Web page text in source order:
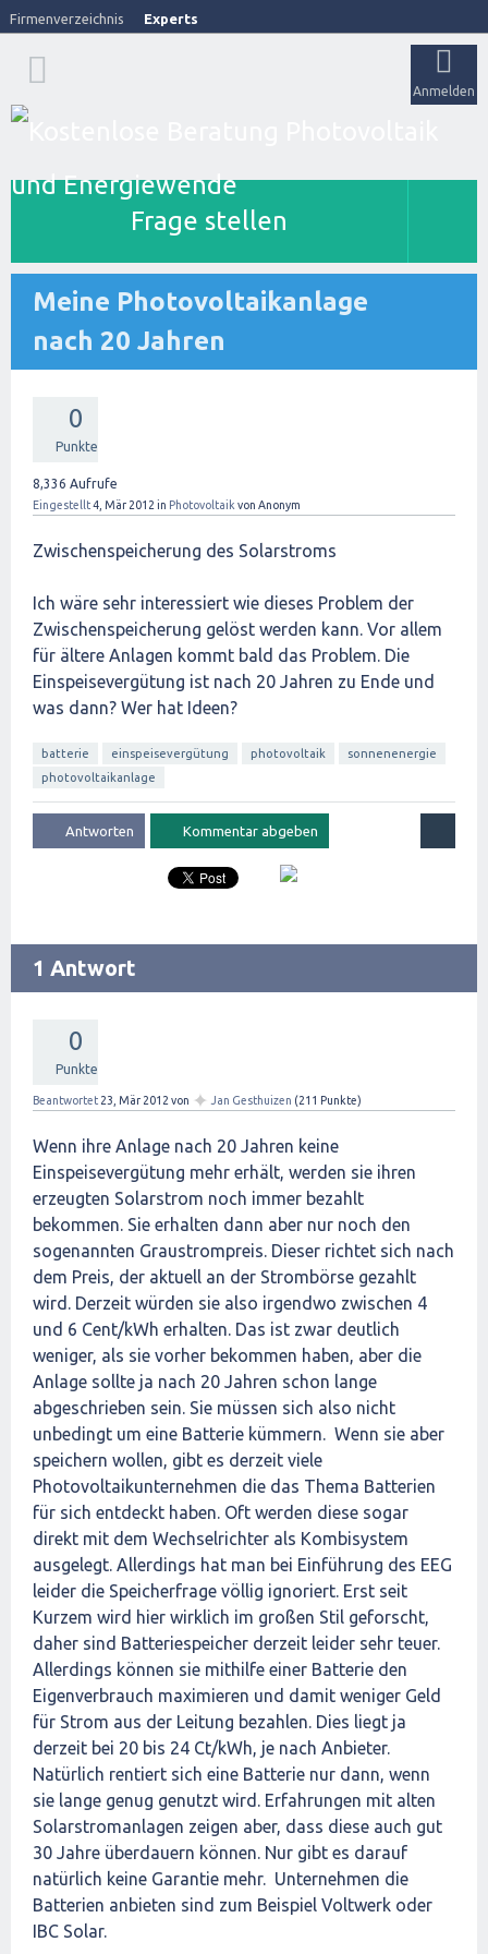
Firmenverzeichnis Experts
Anmelden
Frage stellen
Meine Photovoltaikanlage
nach 20 Jahren
0
Punkte
8,336 Aufrufe
Eingestellt4, Mär 2012 in Photovoltaik von Anonym
Zwischenspeicherung des Solarstroms
Ich wäre sehr interessiert wie dieses Problem der
Zwischenspeicherung gelöst werden kann. Vor allem
für ältere Anlagen kommt bald das Problem. Die
Einspeisevergütung ist nach 20 Jahren zu Ende und
was dann? Wer hat Ideen?
batterie einspeisevergütung photovoltaik
sonnenenergie
photovoltaikanlage
1 Antwort
0
Punkte
Beantwortet 23, Mär 2012 von ✦ Jan Gesthuizen (211 Punkte)
Wenn ihre Anlage nach 20 Jahren keine
Einspeisevergütung mehr erhält, werden sie ihren
erzeugten Solarstrom noch immer bezahlt
bekommen. Sie erhalten dann aber nur noch den
sogenannten Graustrompreis. Dieser richtet sich nach
dem Preis, der aktuell an der Strombörse gezahlt
wird. Derzeit würden sie also irgendwo zwischen 4
und 6 Cent/kWh erhalten. Das ist zwar deutlich
weniger, als sie vorher bekommen haben, aber die
Anlage sollte ja nach 20 Jahren schon lange
abgeschrieben sein. Sie müssen sich also nicht
unbedingt um eine Batterie kümmern. Wenn sie aber
speichern wollen, gibt es derzeit viele
Photovoltaikunternehmen die das Thema Batterien
für sich entdeckt haben. Oft werden diese sogar
direkt mit dem Wechselrichter als Kombisystem
ausgelegt. Allerdings hat man bei Einführung des EEG
leider die Speicherfrage völlig ignoriert. Erst seit
Kurzem wird hier wirklich im großen Stil geforscht,
daher sind Batteriespeicher derzeit leider sehr teuer.
Allerdings können sie mithilfe einer Batterie den
Eigenverbrauch maximieren und damit weniger Geld
für Strom aus der Leitung bezahlen. Dies liegt ja
derzeit bei 20 bis 24 Ct/kWh, je nach Anbieter.
Natürlich rentiert sich eine Batterie nur dann, wenn
sie lange genug genutzt wird. Erfahrungen mit alten
Solarstromanlagen zeigen aber, dass diese auch gut
30 Jahre überdauern können. Nur gibt es darauf
natürlich keine Garantie mehr. Unternehmen die
Batterien anbieten sind zum Beispiel Voltwerk oder
IBC Solar.